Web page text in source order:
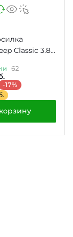
Classic 3.82
62
-17%